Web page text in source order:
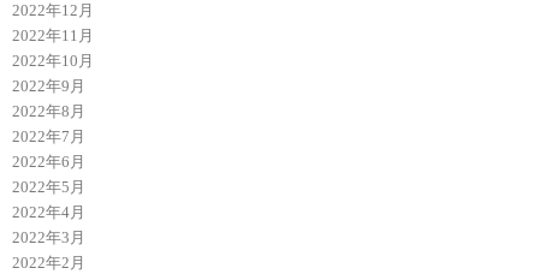
2022年12月
2022年11月
2022年10月
2022年9月
2022年8月
2022年7月
2022年6月
2022年5月
2022年4月
2022年3月
2022年2月